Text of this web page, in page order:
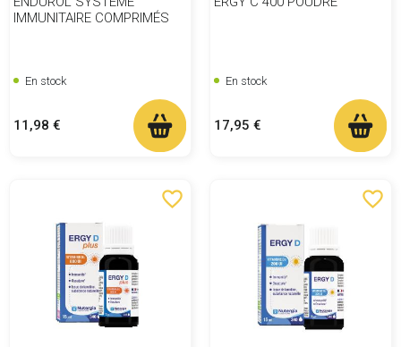
IMMUNITAIRE COMPRIMÉS
En stock
Prix
11,98 €
En stock
Prix
17,95 €
favorite_border favorite_border